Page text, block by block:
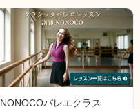
NONOCOバレエクラス